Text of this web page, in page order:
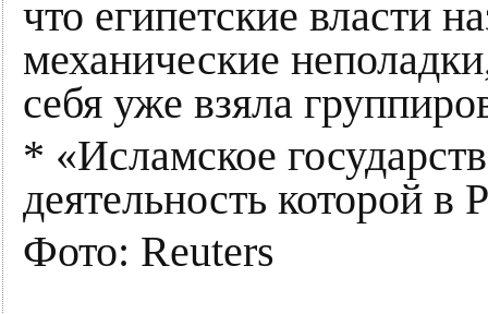
что египетские власти
механические
себя уже взяла
* «Исламское
деятельность которой
Фото: Reuters